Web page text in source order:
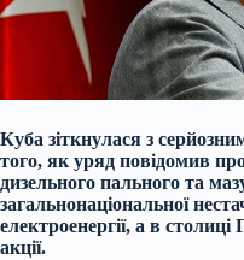
Куба зіткнулася з
того, як уряд повідомив
дизельного пального та
загальнонаціональної
електроенергії, а в столиці
акції.